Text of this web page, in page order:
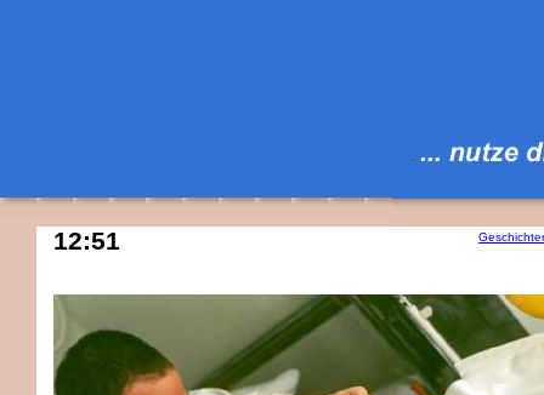
12:51